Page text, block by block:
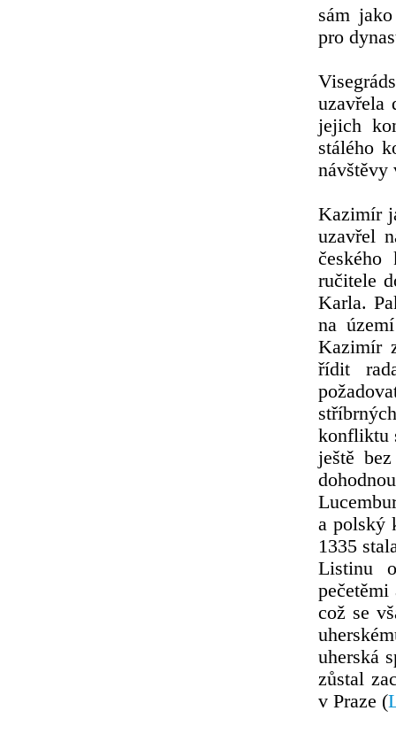
sám
pro
uzavřela
jejich
stálého
návštěvy
Kazimír
uzavřel
českého
ručitele
Karla.
na
Kazimír
řídit
konfliktu
ještě
a polský
1335
Listinu
což se
uherská
zůstal
v Praze (